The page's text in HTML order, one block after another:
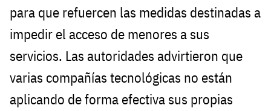
para que refuercen las medidas destinadas a
impedir el acceso de menores a sus
servicios. Las autoridades advirtieron que
varias compañías tecnológicas no están
aplicando de forma efectiva sus propias